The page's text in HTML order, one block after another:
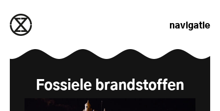
navigatie
Fossiele brandstoffen